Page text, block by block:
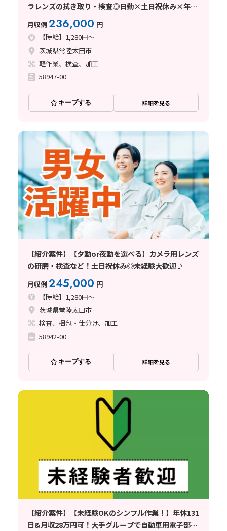
ラレンズの拭き取り・検査◎日勤×土日祝休み×年休
133日♪
月収例236,000 円
【時給】1,280円～
茨城県常陸太田市
軽作業、検査、加工
58947-00
キープする 詳細を見る
【紹介案件】【夕勤or夜勤を選べる】カメラ用レンズ
の研磨・検査など！土日祝休み◎未経験大歓迎♪
月収例245,000 円
【時給】1,280円～
茨城県常陸太田市
検査、梱包・仕分け、加工
58942-00
キープする 詳細を見る
【紹介案件】【未経験OKのシンプル作業！】年休131
日&月収28万円可！大手グループで自動車用電子部品